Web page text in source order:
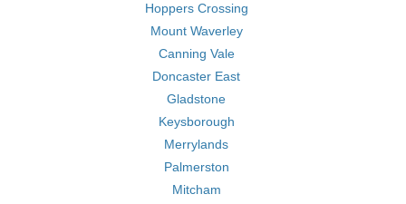
Hoppers Crossing
Mount Waverley
Canning Vale
Doncaster East
Gladstone
Keysborough
Merrylands
Palmerston
Mitcham